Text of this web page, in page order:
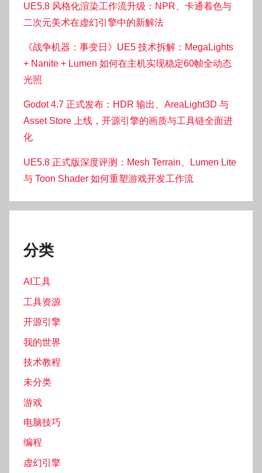
UE5.8 风格化渲染工作流升级：NPR、卡通着色与
二次元美术在虚幻引擎中的新解法
《战争机器：事变日》UE5 技术拆解：MegaLights
+ Nanite + Lumen 如何在主机实现稳定60帧全动态
光照
Godot 4.7 正式发布：HDR 输出、AreaLight3D 与
Asset Store 上线，开源引擎的画质与工具链全面进
化
UE5.8 正式版深度评测：Mesh Terrain、Lumen Lite
与 Toon Shader 如何重塑游戏开发工作流
分类
AI工具
工具资源
开源引擎
我的世界
技术教程
未分类
游戏
电脑技巧
编程
虚幻引擎